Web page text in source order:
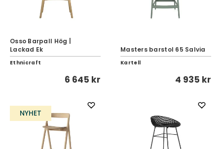
Osso Barpall Hög |
Lackad Ek
Ethnicraft
6 645 kr
Masters barstol 65 Salvia
Kartell
4 935 kr
NYHET